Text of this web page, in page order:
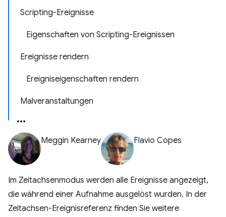
Scripting-Ereignisse
Eigenschaften von Scripting-Ereignissen
Ereignisse rendern
Ereigniseigenschaften rendern
Malveranstaltungen
Meggin Kearney Flavio Copes
Im Zeitachsenmodus werden alle Ereignisse angezeigt,
die während einer Aufnahme ausgelöst wurden. In der
Zeitachsen-Ereignisreferenz finden Sie weitere